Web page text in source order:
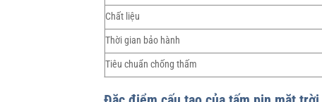
Chất liệu
Thời gian bảo hành
Tiêu chuẩn chống thấm